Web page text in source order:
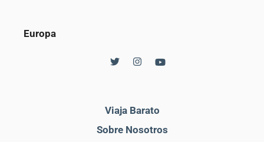
Europa
Viaja Barato
Sobre Nosotros